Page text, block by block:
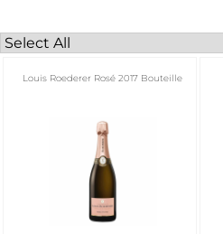
Louis Roederer Rosé 2017 Bouteille